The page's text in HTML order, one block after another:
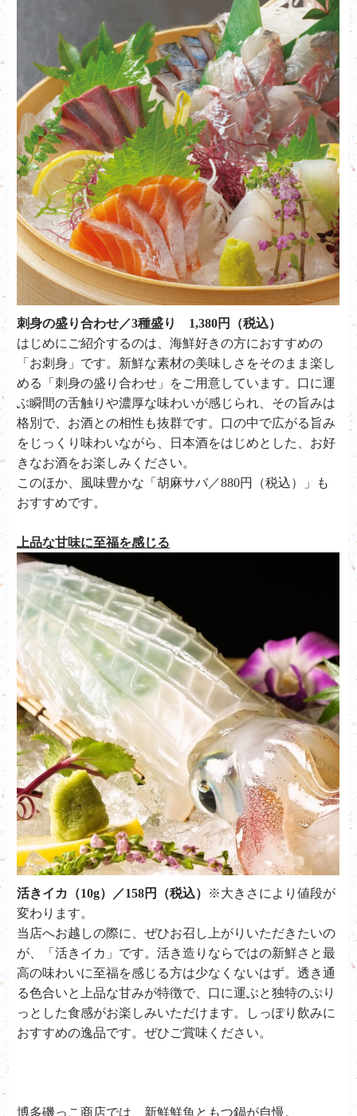
刺身の盛り合わせ／3種盛り 1,380円（税込）
はじめにご紹介するのは、海鮮好きの方におすすめの
「お刺身」です。新鮮な素材の美味しさをそのまま楽し
める「刺身の盛り合わせ 」をご用意しています。口に運
ぶ瞬間の舌触りや濃厚な味わいが感じられ、その旨みは
格別で、お酒との相性も抜群です。口の中で広がる旨み
をじっくり味わいながら、日本酒をはじめとした、お好
きなお酒をお楽しみください。
このほか、風味豊かな「胡麻サバ／880円（税込）」も
おすすめです。
上品な甘味に至福を感じる
活きイカ（10g）／158円（税込）
※大きさにより値段が
変わります。
当店へお越しの際に、ぜひお召し上がりいただきたいの
が、「活きイカ 」です。活き造りならではの新鮮さと最
高の味わいに至福を感じる方は少なくないはず。透き通
る色合いと上品な甘みが特徴で、口に運ぶと独特のぷり
っとした食感がお楽しみいただけます。しっぽり飲みに
おすすめの逸品です。ぜひご賞味ください。
博多磯っこ商店では、新鮮鮮魚ともつ鍋が自慢。